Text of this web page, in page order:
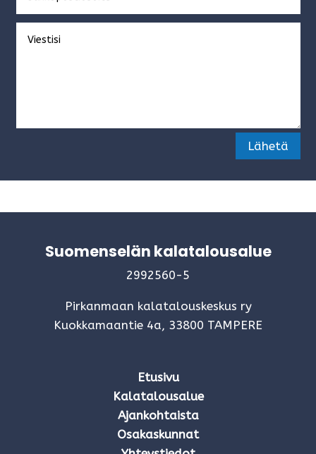
Lähetä
Suomenselän kalatalousalue
2992560-5
Pirkanmaan kalatalouskeskus ry
Kuokkamaantie 4a, 33800 TAMPERE
Etusivu
Kalatalousalue
Ajankohtaista
Osakaskunnat